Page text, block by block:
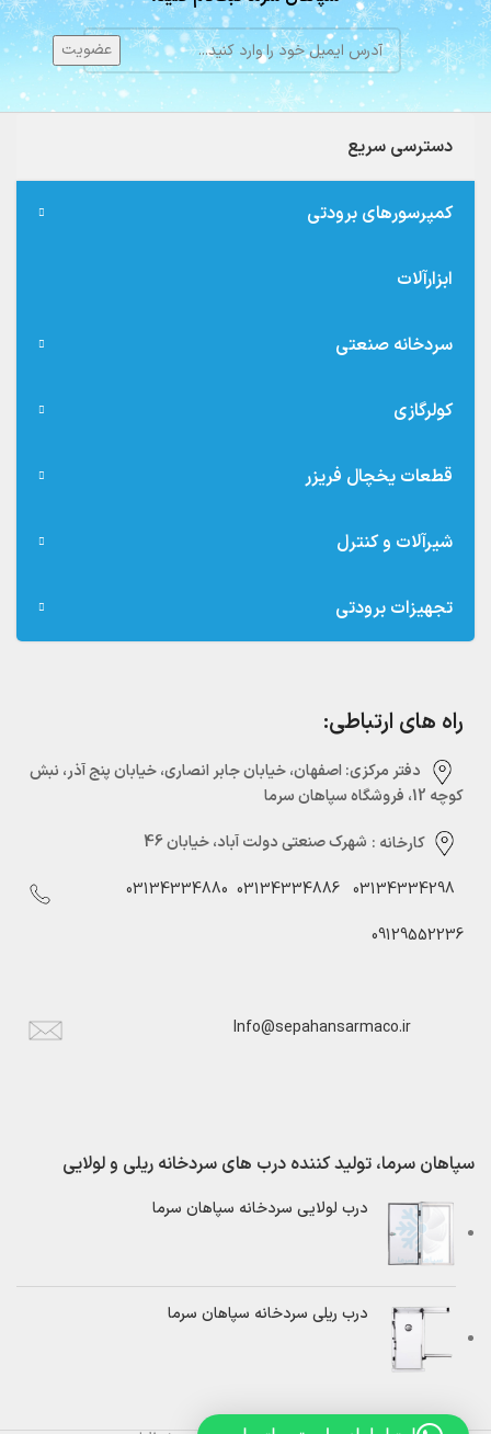
دسترسی سریع
کمپرسورهای برودتی
ابزارآلات
سردخانه صنعتی
کولرگازی
قطعات یخچال فریزر
شیرآلات و کنترل
تجهیزات برودتی
راه های ارتباطی:
دفتر مرکزی:‌ اصفهان، خیابان جابر انصاری، خیابان پنج آذر، نبش
کوچه 12، فروشگاه سپاهان سرما
کارخانه : شهرک صنعتی دولت آباد، خیابان 46
03134334298
03134334886
03134334880
09129552236
Info@sepahansarmaco.ir
سپاهان سرما، تولید کننده درب های سردخانه ریلی و لولایی
درب لولایی سردخانه سپاهان سرما
درب ریلی سردخانه سپاهان سرما